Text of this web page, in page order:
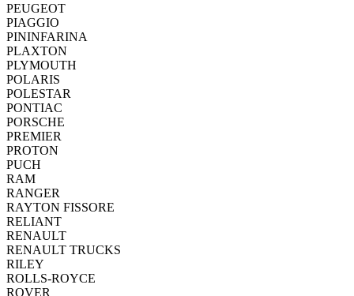
PEUGEOT
PIAGGIO
PININFARINA
PLAXTON
PLYMOUTH
POLARIS
POLESTAR
PONTIAC
PORSCHE
PREMIER
PROTON
PUCH
RAM
RANGER
RAYTON FISSORE
RELIANT
RENAULT
RENAULT TRUCKS
RILEY
ROLLS-ROYCE
ROVER